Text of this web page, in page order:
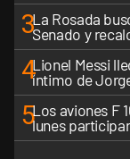
3La Rosada
Senado y
4Lionel Messi
íntimo de
5Los aviones F
lunes